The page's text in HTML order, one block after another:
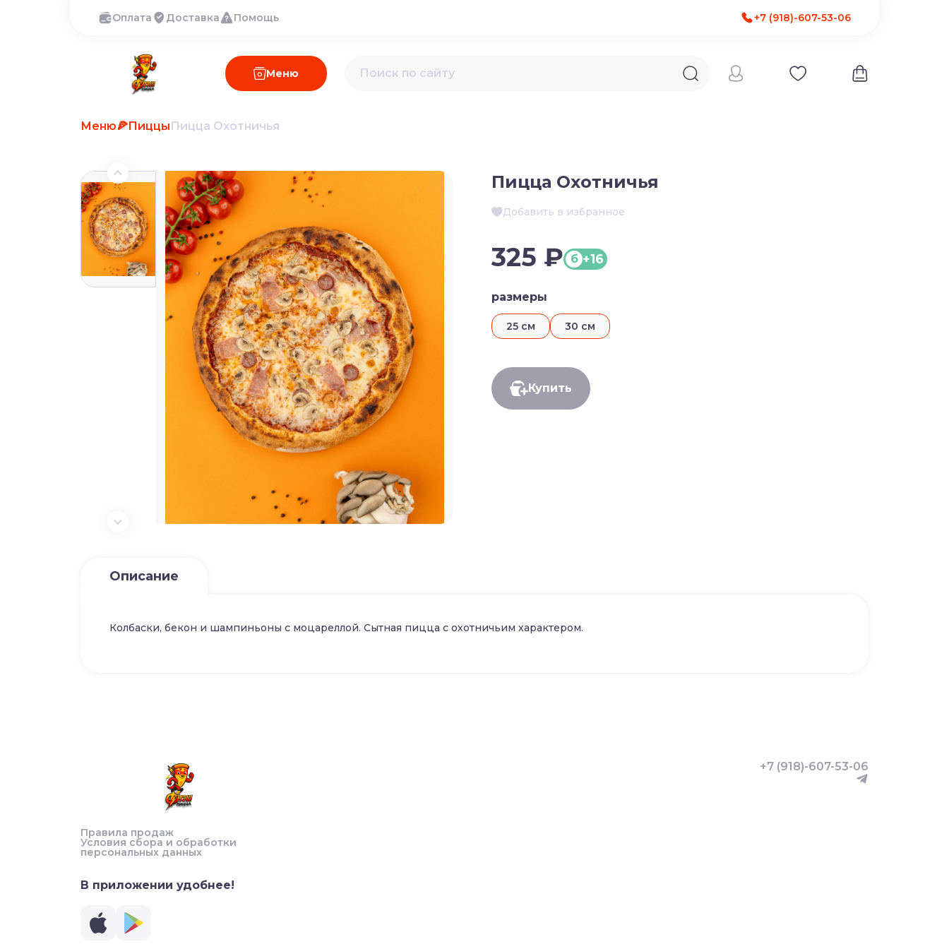
Оплата Доставка Помощь +7 (918)-607-53-06
Меню
Меню🍕ПиццыПицца Охотничья
Пицца Охотничья
Добавить в избранное
325 ₽ б +16
размеры
25 см 30 см
Купить
Описание
Колбаски, бекон и шампиньоны с моцареллой. Сытная пицца с охотничьим характером.
Правила продаж
Условия сбора и обработки
персональных данных
+7 (918)-607-53-06
В приложении удобнее!